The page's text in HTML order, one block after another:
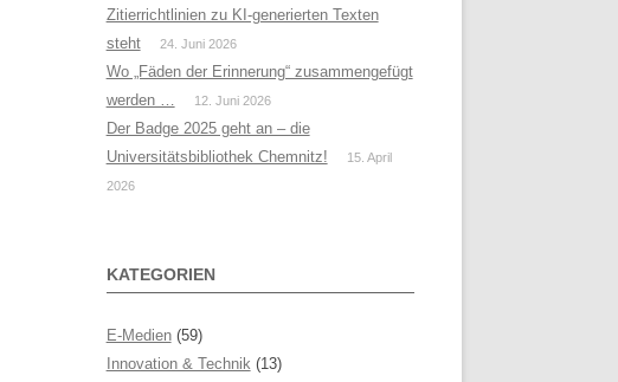
Zitierrichtlinien zu KI-generierten Texten
steht
24. Juni 2026
Wo „Fäden der Erinnerung“ zusammengefügt
werden …
12. Juni 2026
Der Badge 2025 geht an – die
Universitätsbibliothek Chemnitz!
15. April
2026
KATEGORIEN
E-Medien(59)
Innovation & Technik(13)